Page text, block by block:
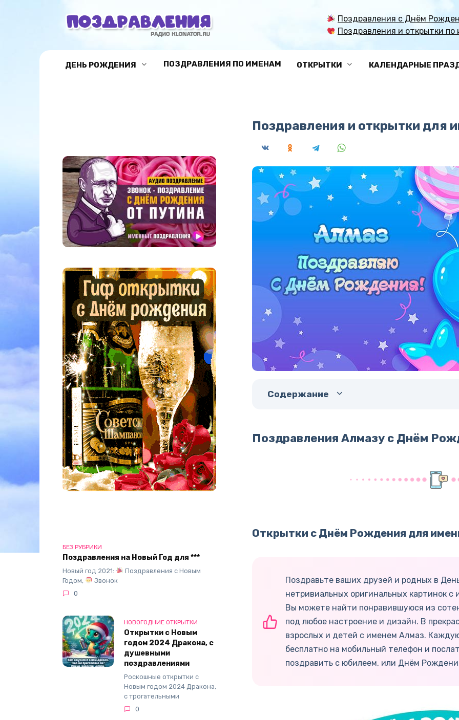
Поздравления с Днём
Поздравления и открытки
ДЕНЬ РОЖДЕНИЯ ПОЗДРАВЛЕНИЯ ПО ИМЕНАМ ОТКРЫТКИ КАЛЕНДАРНЫЕ
Поздравления и открытки для
Содержание
Поздравления Алмазу с Днём
Открытки с Днём Рождения для
Поздравьте ваших друзей и родных в
нетривиальных оригинальных картинок
Вы можете найти понравившуюся из
под любое настроение и дизайн. В
взрослых и детей с именем Алмаз.
бесплатно на мобильный телефон и
поздравить с юбилеем, или Днём
БЕЗ РУБРИКИ
Поздравления на Новый Год для ***
Новый год 2021:
Поздравления с Новым
Годом,
Звонок
0
НОВОГОДНИЕ ОТКРЫТКИ
Открытки с Новым
годом 2024 Дракона, с
душевными
поздравлениями
Роскошные открытки с
Новым годом 2024 Дракона,
с трогательными
0